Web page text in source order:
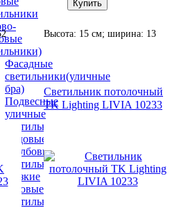
Фасадные
светильники(уличные
бра)
Подвесные
уличные
светильники
Садовые
столбовые
светильники
Низкие
садовые
светильники
Вт
Купить
Высота: 15 см; ширина: 13
LED.
Светильник потолочный
TK Lighting LIVIA 10233